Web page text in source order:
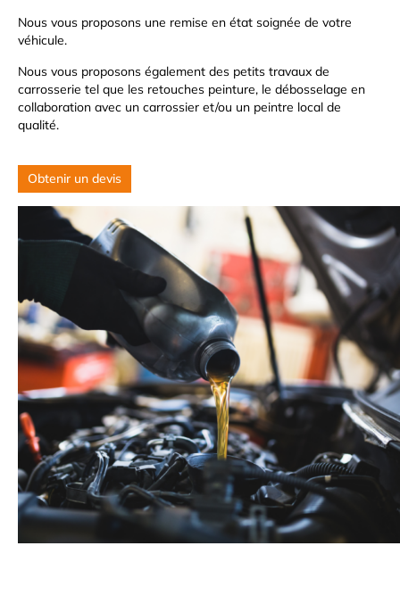
Nous vous proposons une remise en état soignée de votre
véhicule.
Nous vous proposons également des petits travaux de
carrosserie tel que les retouches peinture, le débosselage en
collaboration avec un carrossier et/ou un peintre local de
qualité.
Obtenir un devis